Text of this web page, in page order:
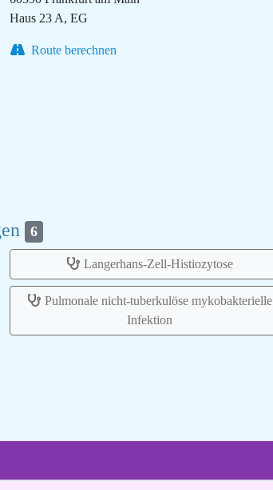
Haus 23 A, EG
Route berechnen
6
Langerhans-Zell-Histiozytose
Pulmonale nicht-tuberkulöse mykobakterielle
Infektion